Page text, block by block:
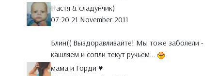
Настя & сладунчик)
07:20 21 November 2011
Блин(( Выздоравливайте! Мы тоже заболели -
кашляем и сопли текут ручьем...
мама и Горди ♥